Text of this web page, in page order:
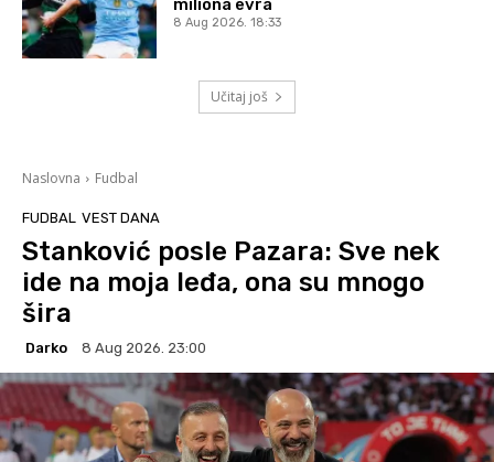
miliona evra
8 Aug 2026. 18:33
Učitaj još